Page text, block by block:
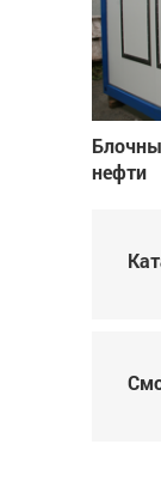
нефти